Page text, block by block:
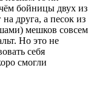
бойницы двух из
друга, а песок из
мешков совсем
Но это не
себя
смогли